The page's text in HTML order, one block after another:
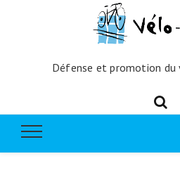
Défense et promotion du